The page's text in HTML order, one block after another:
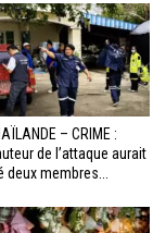
– CRIME :
de l’attaque aurait
deux membres...